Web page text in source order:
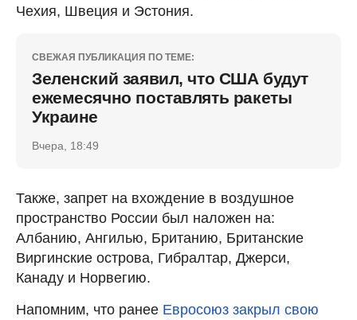
Чехия, Швеция и Эстония.
СВЕЖАЯ ПУБЛИКАЦИЯ ПО ТЕМЕ:
Зеленский заявил, что США будут
ежемесячно поставлять ракеты
Украине
Вчера, 18:49
Также, запрет на вхождение в воздушное
пространство России был наложен на:
Албанию, Ангилью, Британию, Британские
Виргинские острова, Гибралтар, Джерси,
Канаду и Норвегию.
Напомним, что ранее Евросоюз закрыл свою